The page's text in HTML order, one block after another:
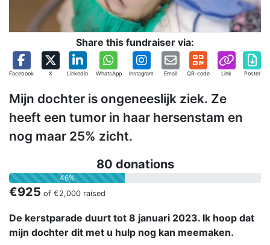
Share this fundraiser via:
Facebook X Linkedin WhatsApp Instagram Email QR-code Link Poster
Mijn dochter is ongeneeslijk ziek. Ze
heeft een tumor in haar hersenstam en
nog maar 25% zicht.
80 donations
46%
€925 of €2,000 raised
De kerstparade duurt tot 8 januari 2023. Ik hoop dat
mijn dochter dit met u hulp nog kan meemaken.